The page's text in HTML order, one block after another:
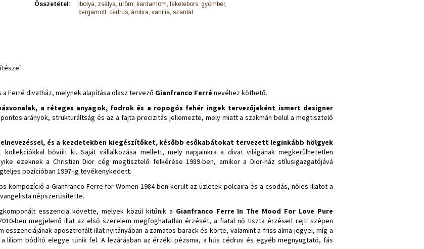
Összetétel:
ibolya, zsálya, üröm, kardamom, feketebors, gyömbér,
bergamott, cédrus, ámbra, vanília, szantál
Ferré divatház, melynek alapítása olasz tervező Gianfranco Ferré nevéhez köthető.
a réteges anyagok, fodrok és a ropogós fehér ingek tervezőjeként ismert designer
arányok, strukturáltság és az a fajta precizitás jellemezte, mely miatt a szakmán belül a megtisztelő
és a kezdetekben kiegészítőket, később esőkabátokat tervezett leginkább hölgyek
bővült ki. Saját vállalkozása mellett, mely napjainkra a divat világának megkerülhetetlen
ezeknek a Christian Dior cég megtisztelő felkérése 1989-ben, amikor a Dior-ház stílusigazgatójává
pozícióban 1997-ig tevékenykedett.
kompozíció a Gianfranco Ferre for Women 1984-ben került az üzletek polcaira és a csodás, nőies illatot a
népszerűsítette.
esszencia követte, melyek közül kitűnik a Gianfranco Ferre In The Mood For Love Pure
ben megjelenő illat az első szerelem megfoghatatlan érzését, a fiatal nő tiszta érzéseit rejti szépen
aposztrofált illat nyitányában a zamatos barack és körte, valamint a friss alma jegyei, míg a
liliom bódító elegye tűnik fel. A lezárásban az érzéki pézsma, a hűs cédrus és egyéb megnyugtató, fás